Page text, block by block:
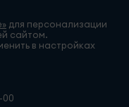
для персонализации
сайтом.
в настройках
00